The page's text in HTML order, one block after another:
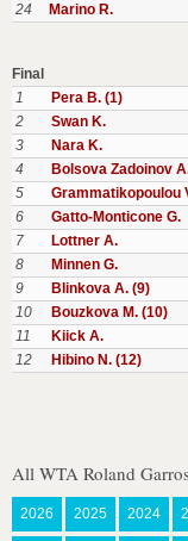
24
Marino R.
Final
1
Pera B. (1)
2
Swan K.
3
Nara K.
4
Bolsova Zadoinov
5
Grammatikopoulou
6
Gatto-Monticone G.
7
Lottner A.
8
Minnen G.
9
Blinkova A. (9)
10
Bouzkova M. (10)
11
Kiick A.
12
Hibino N. (12)
All WTA Roland
2026 2025 2024